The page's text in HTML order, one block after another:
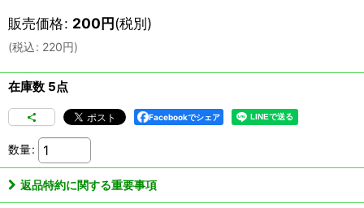
販売価格: 200円(税別)
(税込: 220円)
在庫数 5点
Facebookでシェア
数量:
返品特約に関する重要事項